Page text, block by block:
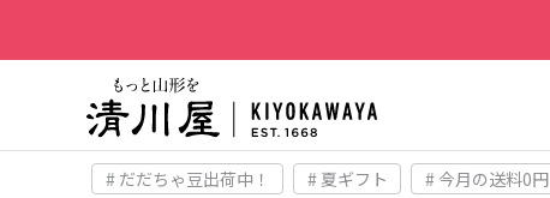
# だだちゃ豆出荷中！ # 夏ギフト # 今月の送料0円